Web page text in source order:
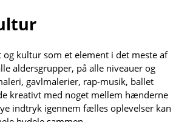
kultur som et element i det meste af
aldersgrupper, på alle niveauer og
gavlmalerier, rap-musik, ballet
kreativt med noget mellem hænderne
indtryk igennem fælles oplevelser kan